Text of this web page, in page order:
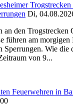
Di,
an den Trogstrecken
führen am
Sperrungen. Wie die
von 9...
Feuerwehren in